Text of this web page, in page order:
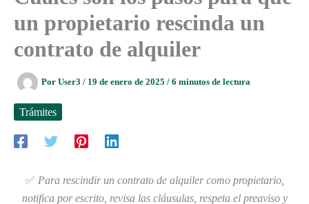
un propietario rescinda un
contrato de alquiler
Por User3 / 19 de enero de 2025 / 6 minutos de lectura
Trámites
✅ Para rescindir un contrato de alquiler como propietario,
notifica por escrito, revisa las cláusulas, respeta el preaviso y